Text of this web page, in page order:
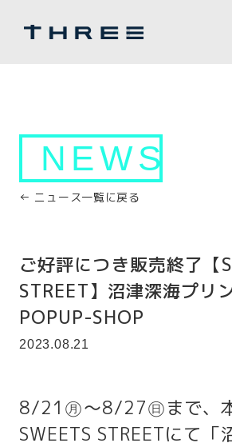
NEWS
← ニュース一覧に戻る
ご好評につき販売終了【
STREET】沼津深海プリ
POPUP-SHOP
2023.08.21
8/21㊊～8/27㊐まで、
SWEETS STREETにて「